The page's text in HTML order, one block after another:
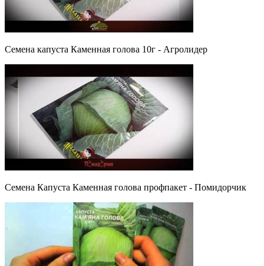
Семена капуста Каменная голова 10г - Агролидер
Семена Капуста Каменная голова профпакет - Помидорчик